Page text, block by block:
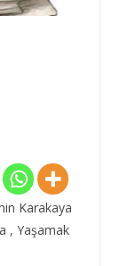
Karakaya
, Yaşamak